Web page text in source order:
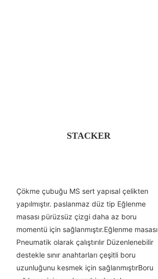
STACKER
Çökme çubuğu MS sert yapısal çelikten
yapılmıştır. paslanmaz düz tip Eğlenme
masası pürüzsüz çizgi daha az boru
momentü için sağlanmıştır.Eğlenme masası
Pneumatik olarak çalıştırılır Düzenlenebilir
destekle sınır anahtarları çeşitli boru
uzunluğunu kesmek için sağlanmıştırBoru